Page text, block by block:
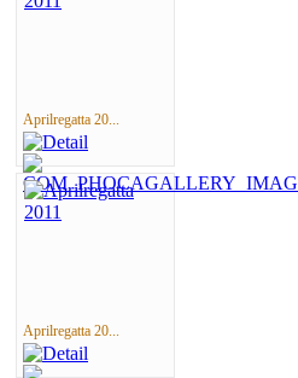
Aprilregatta 20...
Aprilregatta 20...